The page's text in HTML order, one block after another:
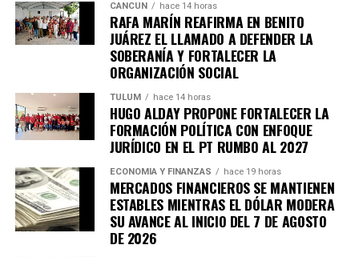
CANCÚN hace 14 horas
RAFA MARÍN REAFIRMA EN BENITO
JUÁREZ EL LLAMADO A DEFENDER LA
SOBERANÍA Y FORTALECER LA
ORGANIZACIÓN SOCIAL
TULUM hace 14 horas
HUGO ALDAY PROPONE FORTALECER LA
FORMACIÓN POLÍTICA CON ENFOQUE
JURÍDICO EN EL PT RUMBO AL 2027
ECONOMÍA Y FINANZAS hace 19 horas
MERCADOS FINANCIEROS SE MANTIENEN
ESTABLES MIENTRAS EL DÓLAR MODERA
SU AVANCE AL INICIO DEL 7 DE AGOSTO
DE 2026